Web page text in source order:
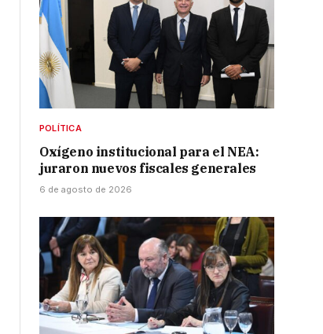
POLÍTICA
Oxígeno institucional para el NEA:
juraron nuevos fiscales generales
6 de agosto de 2026